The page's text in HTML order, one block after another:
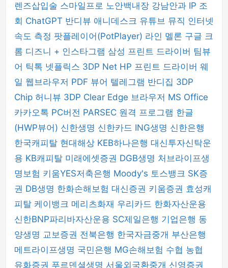
렌즈삽입술 스마일프로 노안백내장 강남안과 IP 조
회 ChatGPT 반디뷰 애니데스크 유튜브 뮤직 인터넷
속도 측정 팟플레이어(PotPlayer) 라인 멜론 구글 크
롬 디즈니 + 인스타그램 삼성 프린트 드라이버 팀뷰
어 틱톡 넷플릭스 3DP Net HP 프린트 드라이버 웨
일 웹브라우저 PDF 뷰어 텔레그램 반디집 3DP
Chip 허니뷰 3DP Clear Edge 브라우저 MS Office
카카오톡 PC버전 PARSEC 원격 프로그램 한글
(HWP뷰어) 신한생명 신한카드 ING생명 신한은행
한국캐피탈 현대해상 KEB하나은행 대신투자신탁운
용 KB캐피탈 미래에셋증권 DGB생명 처브라이프생
명보험 키움YES저축은행 Moody's 토스뱅크 SK증
권 DB생명 한화손해보험 대신증권 키움증권 효성캐
피탈 케이뱅크 메리츠화재 우리카드 한화자산운용
신한BNP파리바자산운용 SC제일은행 기업은행 동
양생명 교보증권 전북은행 한국자금중개 부산은행
메트라이프생명 국민은행 MG손해보험 수협 농협
유화증권 푸르덴셜생명 서울외국환중개 신영증권